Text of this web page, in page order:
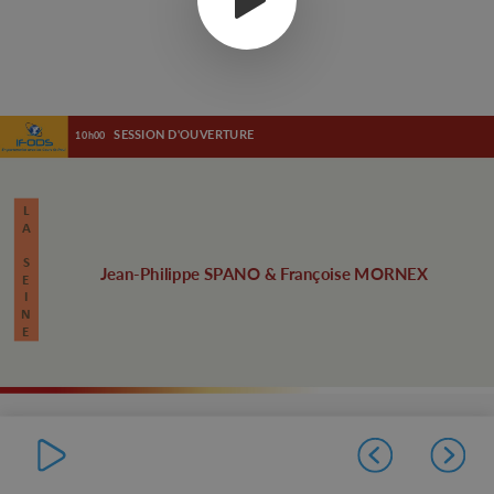
10h00SESSION D'OUVERTURE
L
A
S
E
N
E
Jean-Philippe SPANO & Françoise MORNEX